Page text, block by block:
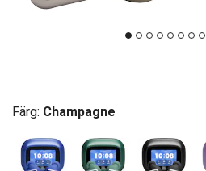
Färg: Champagne